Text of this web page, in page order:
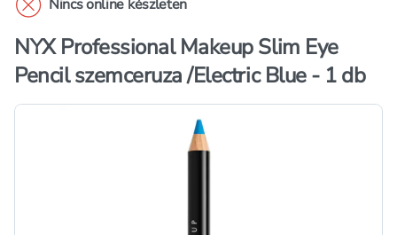
Nincs online készleten
NYX Professional Makeup Slim Eye
Pencil szemceruza /Electric Blue - 1 db